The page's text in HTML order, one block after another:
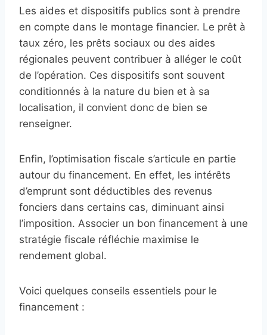
Les aides et dispositifs publics sont à prendre
en compte dans le montage financier. Le prêt à
taux zéro, les prêts sociaux ou des aides
régionales peuvent contribuer à alléger le coût
de l’opération. Ces dispositifs sont souvent
conditionnés à la nature du bien et à sa
localisation, il convient donc de bien se
renseigner.
Enfin, l’optimisation fiscale s’articule en partie
autour du financement. En effet, les intérêts
d’emprunt sont déductibles des revenus
fonciers dans certains cas, diminuant ainsi
l’imposition. Associer un bon financement à une
stratégie fiscale réfléchie maximise le
rendement global.
Voici quelques conseils essentiels pour le
financement :